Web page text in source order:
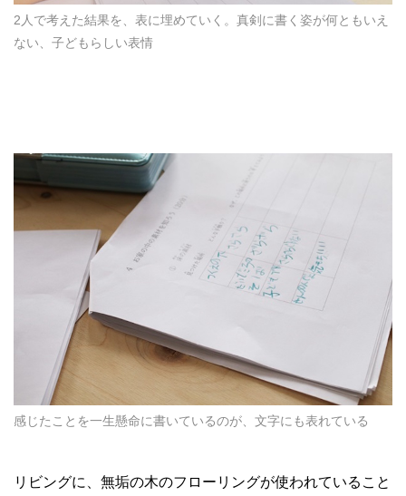
2人で考えた結果を、表に埋めていく。真剣に書く姿が何ともいえ
ない、子どもらしい表情
感じたことを一生懸命に書いているのが、文字にも表れている
リビングに、無垢の木のフローリングが使われていること